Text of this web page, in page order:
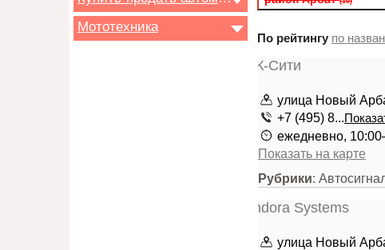
Мототехника
По рейтингу по
улица Новый
+7 (495) 8...
ежедневно,
Показать на карте
Рубрики:
улица Новый